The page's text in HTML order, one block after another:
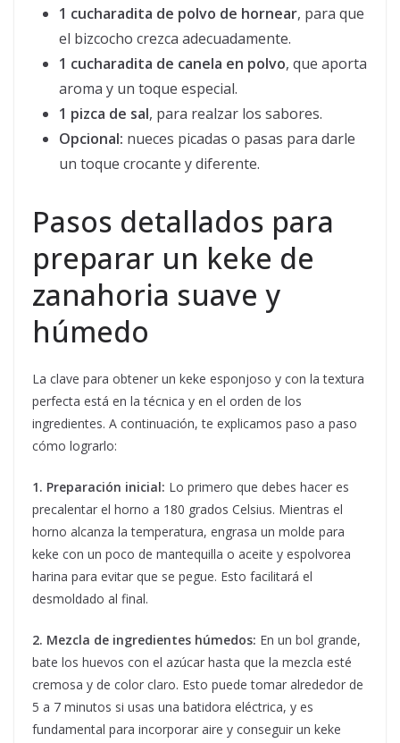
1 cucharadita de polvo de hornear, para que
el bizcocho crezca adecuadamente.
1 cucharadita de canela en polvo, que aporta
aroma y un toque especial.
1 pizca de sal, para realzar los sabores.
Opcional: nueces picadas o pasas para darle
un toque crocante y diferente.
Pasos detallados para
preparar un keke de
zanahoria suave y
húmedo
La clave para obtener un keke esponjoso y con la textura
perfecta está en la técnica y en el orden de los
ingredientes. A continuación, te explicamos paso a paso
cómo lograrlo:
1. Preparación inicial: Lo primero que debes hacer es
precalentar el horno a 180 grados Celsius. Mientras el
horno alcanza la temperatura, engrasa un molde para
keke con un poco de mantequilla o aceite y espolvorea
harina para evitar que se pegue. Esto facilitará el
desmoldado al final.
2. Mezcla de ingredientes húmedos: En un bol grande,
bate los huevos con el azúcar hasta que la mezcla esté
cremosa y de color claro. Esto puede tomar alrededor de
5 a 7 minutos si usas una batidora eléctrica, y es
fundamental para incorporar aire y conseguir un keke